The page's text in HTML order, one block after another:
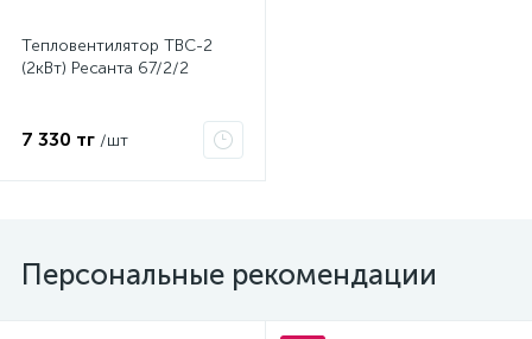
Тепловентилятор ТВС-2
(2кВт) Ресанта 67/2/2
7 330 тг /шт
Персональные рекомендации